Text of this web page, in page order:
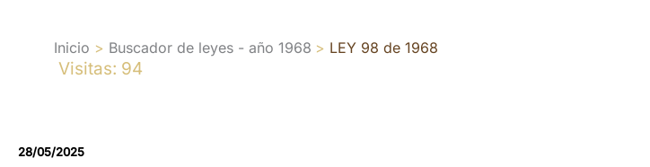
Inicio Buscador de leyes - año 1968 LEY 98 de 1968
Visitas: 94
28/05/2025